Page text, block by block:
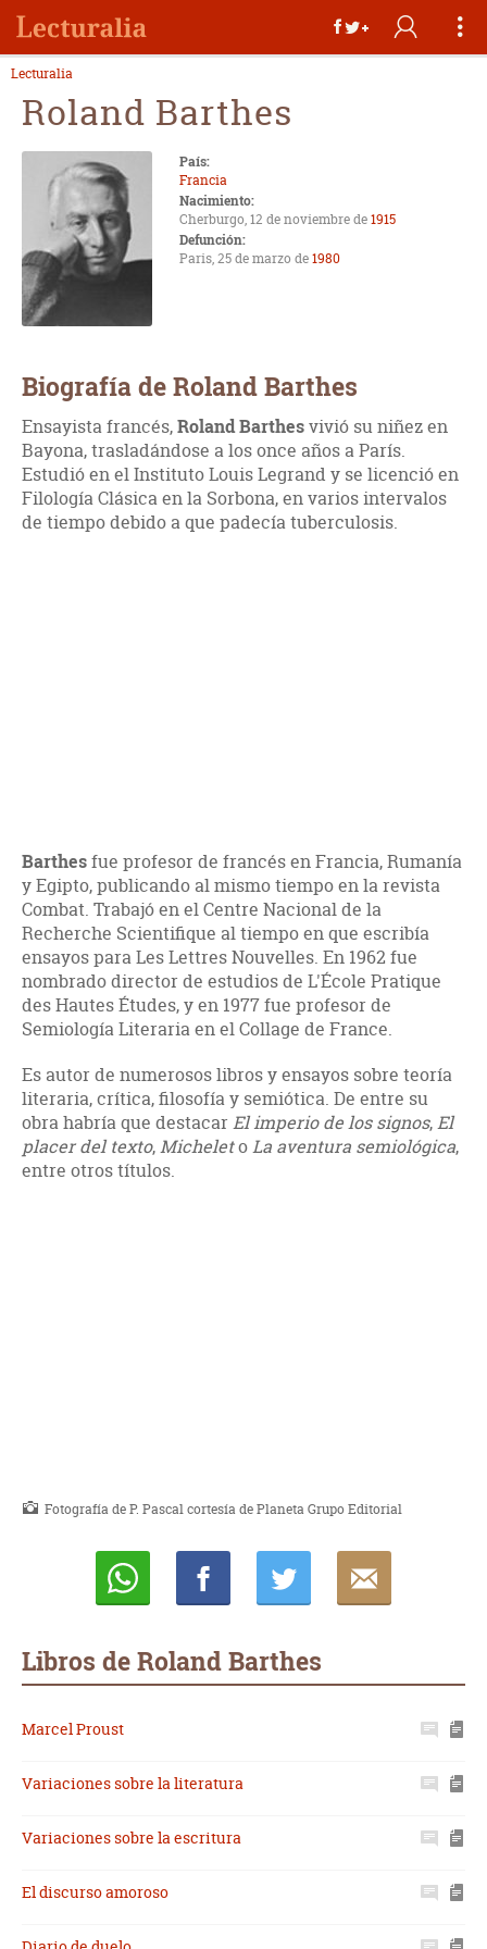
Lecturalia
Roland Barthes
País:
Francia
Nacimiento:
Cherburgo, 12 de noviembre de1915
Defunción:
Paris, 25 de marzo de1980
Biografía de Roland Barthes
Ensayista francés,Roland Barthesvivió su niñez en
Bayona, trasladándose a los once años a París.
Estudió en el Instituto Louis Legrand y se licenció en
Filología Clásica en la Sorbona, en varios intervalos
de tiempo debido a que padecía tuberculosis.
Barthesfue profesor de francés en Francia, Rumanía
y Egipto, publicando al mismo tiempo en la revista
Combat. Trabajó en el Centre Nacional de la
Recherche Scientifique al tiempo en que escribía
ensayos para Les Lettres Nouvelles. En 1962 fue
nombrado director de estudios de L'École Pratique
des Hautes Études, y en 1977 fue profesor de
Semiología Literaria en el Collage de France.
Es autor de numerosos libros y ensayos sobre teoría
literaria, crítica, filosofía y semiótica. De entre su
obra habría que destacar El imperio de los signos,El
placer del texto,MicheletoLa aventura semiológica,
entre otros títulos.
Fotografía de P. Pascal cortesía de Planeta Grupo Editorial
Libros de Roland Barthes
Marcel Proust
Variaciones sobre la literatura
Variaciones sobre la escritura
El discurso amoroso